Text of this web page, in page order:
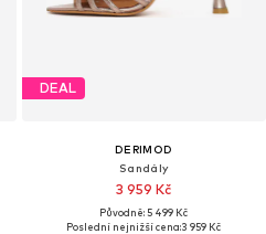
DEAL
DERIMOD
Sandály
3 959 Kč
Původně: 5 499 Kč
Poslední nejnižší cena:3 959 Kč